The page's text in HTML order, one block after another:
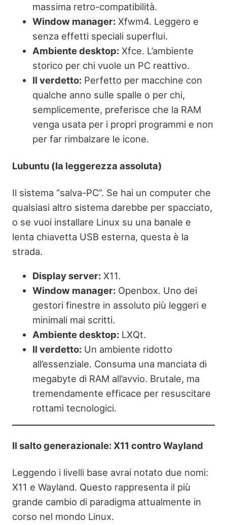
massima retro-compatibilità.
Window manager: Xfwm4. Leggero e
senza effetti speciali superflui.
Ambiente desktop: Xfce. L’ambiente
storico per chi vuole un PC reattivo.
Il verdetto: Perfetto per macchine con
qualche anno sulle spalle o per chi,
semplicemente, preferisce che la RAM
venga usata per i propri programmi e non
per far rimbalzare le icone.
Lubuntu (la leggerezza assoluta)
Il sistema “salva-PC”. Se hai un computer che
qualsiasi altro sistema darebbe per spacciato,
o se vuoi installare Linux su una banale e
lenta chiavetta USB esterna, questa è la
strada.
Display server: X11.
Window manager: Openbox. Uno dei
gestori finestre in assoluto più leggeri e
minimali mai scritti.
Ambiente desktop: LXQt.
Il verdetto: Un ambiente ridotto
all’essenziale. Consuma una manciata di
megabyte di RAM all’avvio. Brutale, ma
tremendamente efficace per resuscitare
rottami tecnologici.
Il salto generazionale: X11 contro Wayland
Leggendo i livelli base avrai notato due nomi:
X11 e Wayland. Questo rappresenta il più
grande cambio di paradigma attualmente in
corso nel mondo Linux.